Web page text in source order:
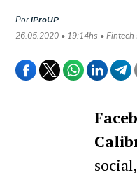
PoriProUP
26.05.2020 • 19:14hs • Fintech